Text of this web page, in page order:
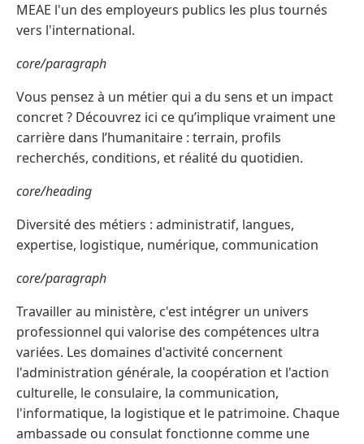
MEAE l'un des employeurs publics les plus tournés
vers l'international.
core/paragraph
Vous pensez à un métier qui a du sens et un impact
concret ? Découvrez ici ce qu’implique vraiment une
carrière dans l’humanitaire : terrain, profils
recherchés, conditions, et réalité du quotidien.
core/heading
Diversité des métiers : administratif, langues,
expertise, logistique, numérique, communication
core/paragraph
Travailler au ministère, c'est intégrer un univers
professionnel qui valorise des compétences ultra
variées. Les domaines d'activité concernent
l'administration générale, la coopération et l'action
culturelle, le consulaire, la communication,
l'informatique, la logistique et le patrimoine. Chaque
ambassade ou consulat fonctionne comme une